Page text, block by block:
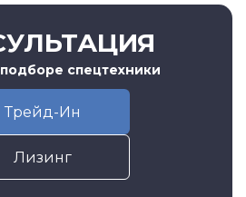
спецтехники
Трейд-Ин
Лизинг